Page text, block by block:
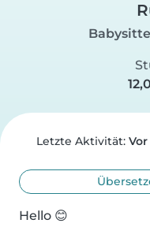
Letzte Aktivität:
Hello 😊